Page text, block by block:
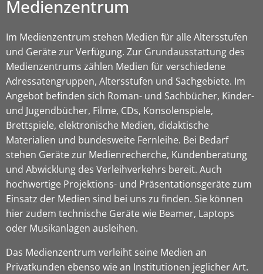
Medienzentrum
Im Medienzentrum stehen Medien für alle Altersstufen
und Geräte zur Verfügung. Zur Grundausstattung des
Medienzentrums zählen Medien für verschiedene
Adressatengruppen, Altersstufen und Sachgebiete. Im
Angebot befinden sich Roman- und Sachbücher, Kinder-
und Jugendbücher, Filme, CDs, Konsolenspiele,
Brettspiele, elektronische Medien, didaktische
Materialien und bundesweite Fernleihe. Bei Bedarf
stehen Geräte zur Medienrecherche, Kundenberatung
und Abwicklung des Verleihverkehrs bereit. Auch
hochwertige Projektions- und Präsentationsgeräte zum
Einsatz der Medien sind bei uns zu finden. Sie können
hier zudem technische Geräte wie Beamer, Laptops
oder Musikanlagen ausleihen.
Das Medienzentrum verleiht seine Medien an
Privatkunden ebenso wie an Institutionen jeglicher Art.